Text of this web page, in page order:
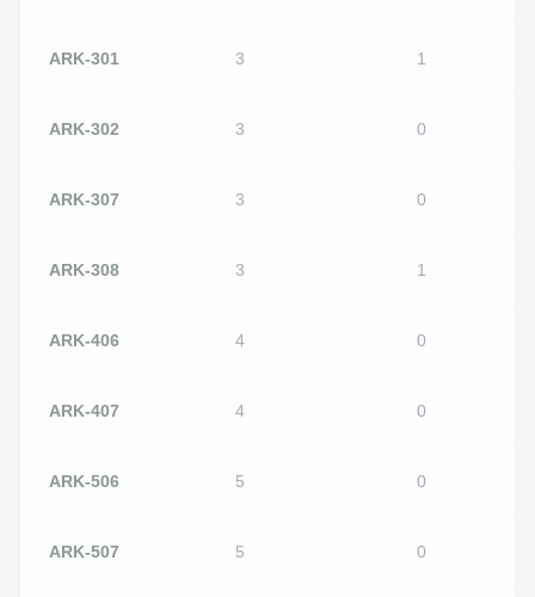
ARK-301 3 1
ARK-302 3 0
ARK-307 3 0
ARK-308 3 1
ARK-406 4 0
ARK-407 4 0
ARK-506 5 0
ARK-507 5 0